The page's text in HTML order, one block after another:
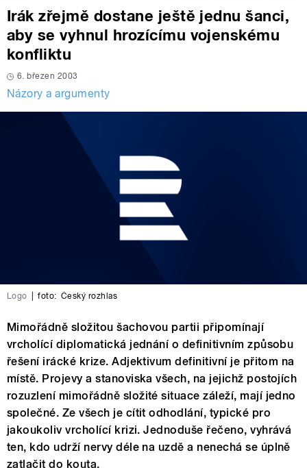
Irák zřejmě dostane ještě jednu šanci,
aby se vyhnul hrozícímu vojenskému
konfliktu
6. březen 2003
Názory a argumenty
Logo foto: Český rozhlas
Mimořádně složitou šachovou partii připomínají
vrcholící diplomatická jednání o definitivním způsobu
řešení irácké krize. Adjektivum definitivní je přitom na
místě. Projevy a stanoviska všech, na jejichž postojích
rozuzlení mimořádně složité situace záleží, mají jedno
společné. Ze všech je cítit odhodlání, typické pro
jakoukoliv vrcholící krizi. Jednoduše řečeno, vyhrává
ten, kdo udrží nervy déle na uzdě a nenechá se úplně
zatlačit do kouta.